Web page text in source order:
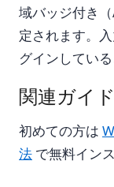
域バッジ付き
定されます。
グインしてい
関連ガイド
初めての方は
法 で無料イン